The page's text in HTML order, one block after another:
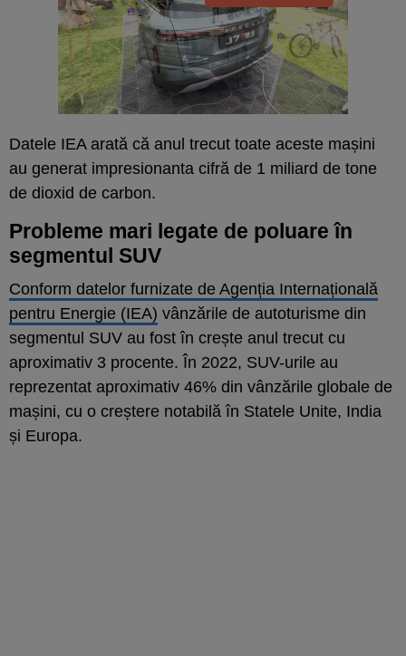
Datele IEA arată că anul trecut toate aceste mașini
au generat impresionanta cifră de 1 miliard de tone
de dioxid de carbon.
Probleme mari legate de poluare în
segmentul SUV
Conform datelor furnizate de Agenția Internațională
pentru Energie (IEA) vânzările de autoturisme din
segmentul SUV au fost în crește anul trecut cu
aproximativ 3 procente. În 2022, SUV-urile au
reprezentat aproximativ 46% din vânzările globale de
mașini, cu o creștere notabilă în Statele Unite, India
și Europa.